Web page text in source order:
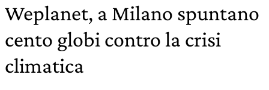
Weplanet, a Milano spuntano
cento globi contro la crisi
climatica